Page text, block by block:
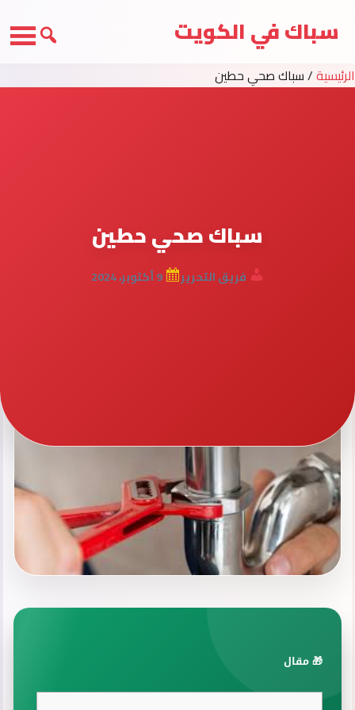
سباك في الكويت
الرئيسية/سباك صحي حطين
سباك صحي حطين
فريق التحرير 9 أكتوبر، 2024
🎁 مقال